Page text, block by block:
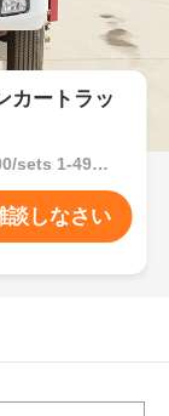
カートラッ
価格：$17,900/sets 1-49 sets
談しなさい